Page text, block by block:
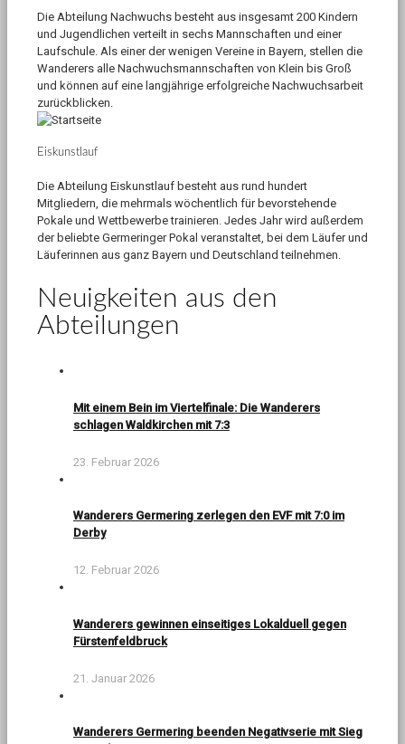
Die Abteilung Nachwuchs besteht aus insgesamt 200 Kindern
und Jugendlichen verteilt in sechs Mannschaften und einer
Laufschule. Als einer der wenigen Vereine in Bayern, stellen die
Wanderers alle Nachwuchsmannschaften von Klein bis Groß
und können auf eine langjährige erfolgreiche Nachwuchsarbeit
zurückblicken.
Eiskunstlauf
Die Abteilung Eiskunstlauf besteht aus rund hundert
Mitgliedern, die mehrmals wöchentlich für bevorstehende
Pokale und Wettbewerbe trainieren. Jedes Jahr wird außerdem
der beliebte Germeringer Pokal veranstaltet, bei dem Läufer und
Läuferinnen aus ganz Bayern und Deutschland teilnehmen.
Neuigkeiten aus den
Abteilungen
Mit einem Bein im Viertelfinale: Die Wanderers
schlagen Waldkirchen mit 7:3
23. Februar 2026
Wanderers Germering zerlegen den EVF mit 7:0 im
Derby
12. Februar 2026
Wanderers gewinnen einseitiges Lokalduell gegen
Fürstenfeldbruck
21. Januar 2026
Wanderers Germering beenden Negativserie mit Sieg